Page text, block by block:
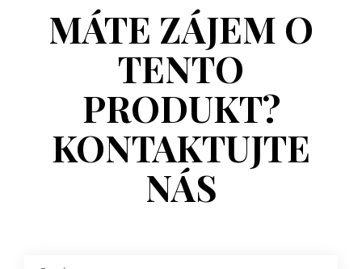
MÁTE ZÁJEM O
TENTO
PRODUKT?
KONTAKTUJTE
NÁS